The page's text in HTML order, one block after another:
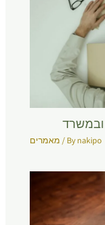
ובמשרד
מאמרים / Bynakipo